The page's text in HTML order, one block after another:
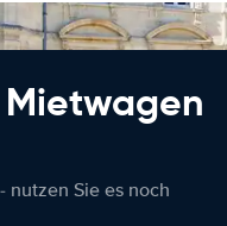
Mietwagen
nutzen Sie es noch